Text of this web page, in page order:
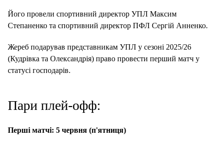
Його провели спортивний директор УПЛ Максим
Степаненко та спортивний директор ПФЛ Сергій Анненко.
Жереб подарував представникам УПЛ у сезоні 2025/26
(Кудрівка та Олександрія) право провести перший матч у
статусі господарів.
Пари плей-офф:
Перші матчі: 5 червня (п'ятниця)